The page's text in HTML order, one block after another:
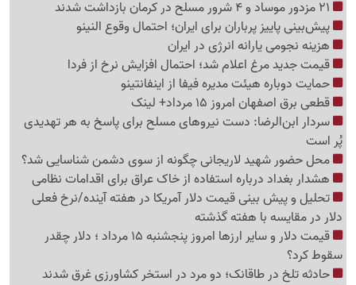
پیش‌بینی پاییز پرباران برای ایران؛ احتمال وقوع النینو
هزینه نجومی یارانه انرژی در ایران
قیمت جدید مرغ اعلام شد؛ احتمال افزایش نرخ از فردا
حمایت دوباره هیئت مدیره فیفا از اینفانتینو
قطعی برق اصفهان امروز 15 مرداد+ لینک
سردار ابن‌الرضا: دست نیروهای مسلح برای پاسخ به هر تهدیدی
پُر است
محل حضور شهید لاریجانی چگونه از سوی دشمن شناسایی شد؟
هشدار بغداد درباره استفاده از خاک عراق برای اقدامات نظامی
تحلیل و پیش بینی قیمت دلار آمریکا در هفته آینده/نرخ فعلی
دلار در مقایسه با هفته گذشته
قیمت دلار و سایر ارزها امروز پنجشنبه 15 مرداد ؛ دلار چقدر
سقوط کرد؟
حادثه تلخ در طاقانک؛ دو مرد در استخر کشاورزی غرق شدند